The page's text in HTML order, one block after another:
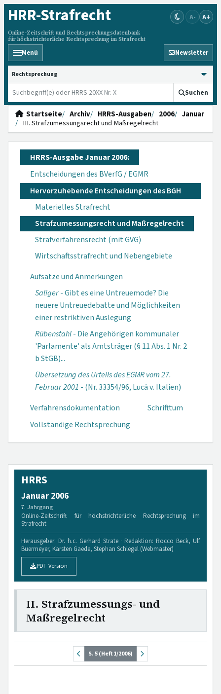
HRR-Strafrecht
Online-Zeitschrift und Rechtsprechungsdatenbank
für höchstrichterliche Rechtsprechung im Strafrecht
A- A+
Menü Newsletter
HRRS durchsuchen
Suchen
Startseite Archiv HRRS-Ausgaben 2006
Januar
III. Strafzumessungsrecht und Maßregelrecht
HRRS-Ausgabe Januar 2006:
Entscheidungen des BVerfG / EGMR
Hervorzuhebende Entscheidungen des BGH
Materielles Strafrecht
Strafzumessungsrecht und Maßregelrecht
Strafverfahrensrecht (mit GVG)
Wirtschaftsstrafrecht und Nebengebiete
Aufsätze und Anmerkungen
Saliger- Gibt es eine Untreuemode? Die
neuere Un­treuedebatte und Möglichkeiten
einer restriktiven Aus­legung
Rübenstahl- Die Angehörigen kommunaler
'Par­lamente' als Amtsträger (§ 11 Abs. 1 Nr. 2
b StGB)...
Übersetzung des Urteils des EGMR vom 27.
Februar 2001 - (Nr. 33354/96, Lucà v. Italien)
Verfahrensdokumen­tation
Schrifttum
Vollständige Rechtsprechung
HRRS
Januar 2006
7. Jahrgang
Online-Zeitschrift für höchstrichterliche Rechtsprechung im
Strafrecht
Herausgeber: Dr. h.c. Gerhard Strate · Redaktion: Rocco Beck, Ulf
Buermeyer, Karsten Gaede, Stephan Schlegel (Webmaster)
PDF-Version
II. Strafzumessungs- und
Maßregelrecht
S. 5 (Heft 1/2006)